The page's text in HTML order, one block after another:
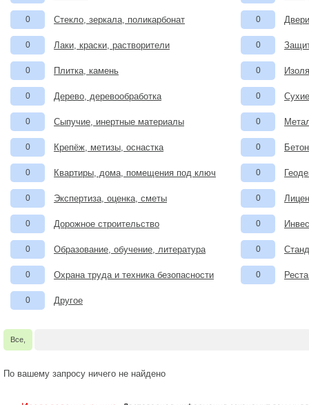
0 Стекло, зеркала, поликарбонат 0
0 Лаки, краски, растворители 0
0 Плитка, камень 0
0 Дерево, деревообработка 0
0 Сыпучие, инертные материалы 0
0 Крепёж, метизы, оснастка 0
0 Квартиры, дома, помещения под ключ 0
0 Экспертиза, оценка, сметы 0
0 Дорожное строительство 0
0 Образование, обучение, литература 0
0 Охрана труда и техника безопасности 0
0 Другое
Все,
По вашему запросу ничего не найдено